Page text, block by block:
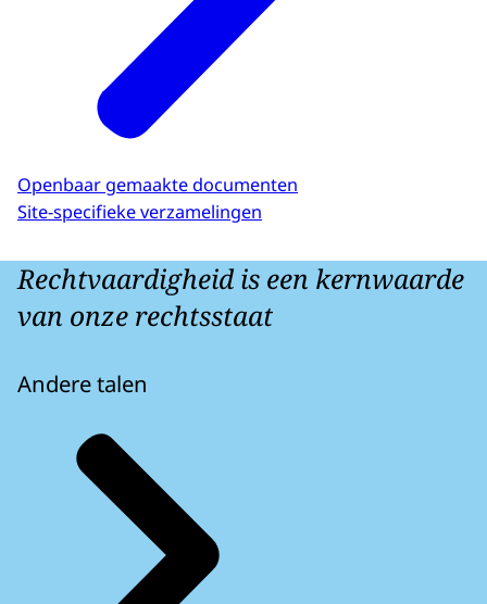
Openbaar gemaakte documenten
Site-specifieke verzamelingen
Rechtvaardigheid is een kernwaarde
van onze rechtsstaat
Andere talen